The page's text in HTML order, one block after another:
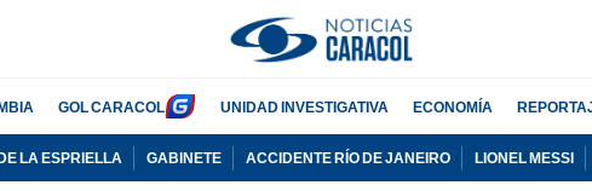
GOL CARACOL UNIDAD INVESTIGATIVA ECONOMÍA
LA ESPRIELLA GABINETE ACCIDENTE RÍO DE JANEIRO LIONEL MESSI